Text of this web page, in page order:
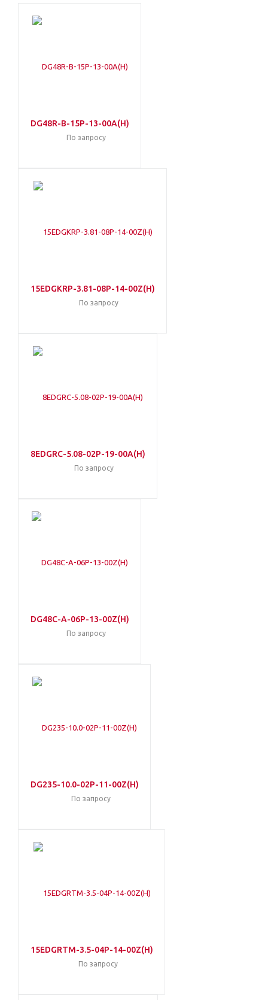
DG48R-B-15P-13-00A(H)
По запросу
15EDGKRP-3.81-08P-14-00Z(H)
По запросу
8EDGRC-5.08-02P-19-00A(H)
По запросу
DG48C-A-06P-13-00Z(H)
По запросу
DG235-10.0-02P-11-00Z(H)
По запросу
15EDGRTM-3.5-04P-14-00Z(H)
По запросу